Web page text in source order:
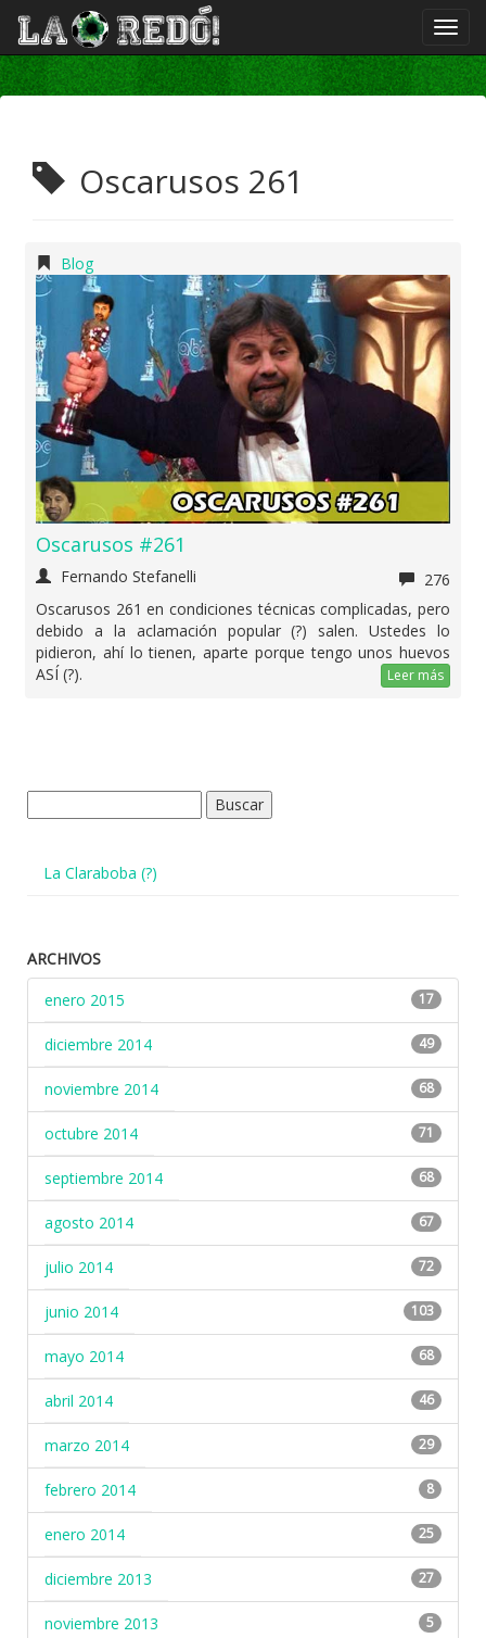
Oscarusos 261
Blog
Oscarusos #261
Fernando Stefanelli
276
Oscarusos 261 en condiciones técnicas complicadas, pero
debido a la aclamación popular (?) salen. Ustedes lo
pidieron, ahí lo tienen, aparte porque tengo unos huevos
ASÍ (?).
Leer más
La Claraboba (?)
ARCHIVOS
enero 2015
17
diciembre 2014 49
noviembre 2014 68
octubre 2014 71
septiembre 2014 68
agosto 2014 67
julio 2014 72
junio 2014 103
mayo 2014 68
abril 2014 46
marzo 2014 29
febrero 2014 8
enero 2014 25
diciembre 2013 27
noviembre 2013 5